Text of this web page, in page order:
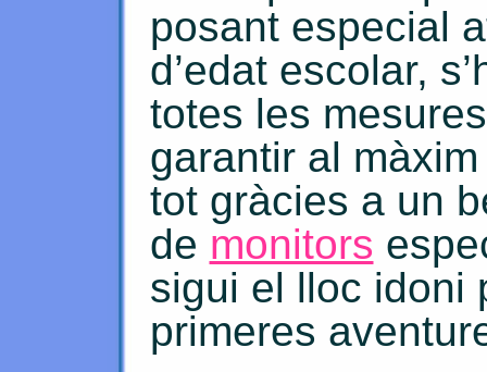
posant especial
d’edat escolar,
totes les
garantir al
tot gràcies a un
de monitors
sigui el lloc idoni
primeres